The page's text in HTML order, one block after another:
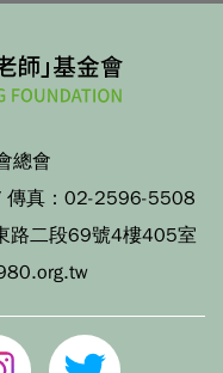
總會
真： 02-2596-5508
路二段69號4樓405室